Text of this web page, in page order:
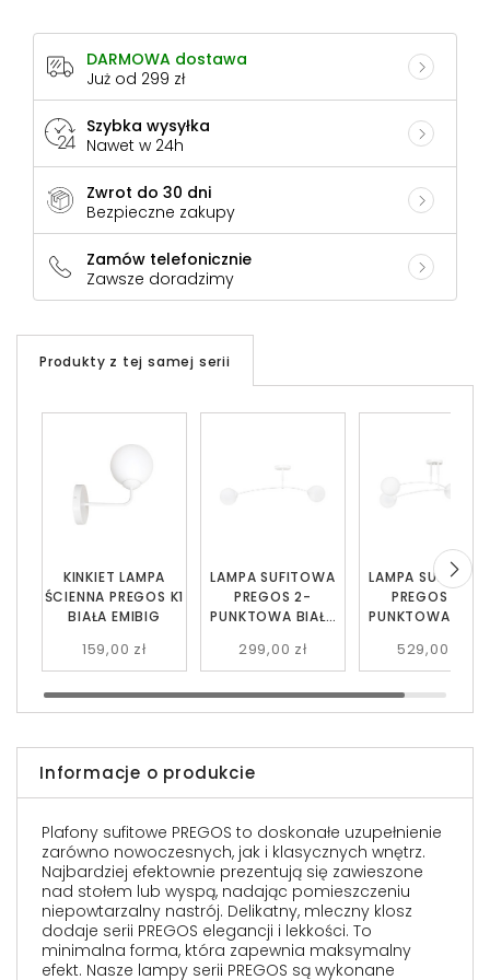
DARMOWA dostawa
Już od 299 zł
Szybka wysyłka
Nawet w 24h
Zwrot do 30 dni
Bezpieczne zakupy
Zamów telefonicznie
Zawsze doradzimy
Produkty z tej samej serii
LAMPA SUFITOWA
PREGOS 2-
PUNKTOWA BIAŁA
299,00 zł
LAMPA
PREGOS 4-
PUNKTOWA
529,00 zł
KINKIET LAMPA
ŚCIENNA PREGOS K1
BIAŁA EMIBIG
159,00 zł
Informacje o produkcie
Plafony sufitowe PREGOS to doskonałe uzupełnienie
zarówno nowoczesnych, jak i klasycznych wnętrz.
Najbardziej efektownie prezentują się zawieszone
nad stołem lub wyspą, nadając pomieszczeniu
niepowtarzalny nastrój. Delikatny, mleczny klosz
dodaje serii PREGOS elegancji i lekkości. To
minimalna forma, która zapewnia maksymalny
efekt. Nasze lampy serii PREGOS są wykonane